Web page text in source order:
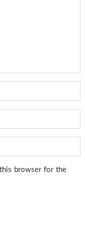
browser for the